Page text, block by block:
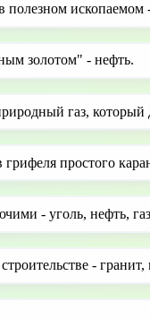
ископаемом -
золотом" - нефть.
газ, который
грифеля простого
- уголь, нефть,
-